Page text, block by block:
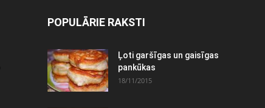
POPULĀRIE RAKSTI
Ļoti garšīgas un gaisīgas
pankūkas
18/11/2015